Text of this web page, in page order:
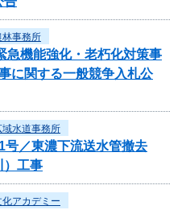
林事務所
急機能強化・老朽化対策事
関する一般競争入札公
域水道事務所
号／東濃下流送水管撤去
）工事
アカデミー